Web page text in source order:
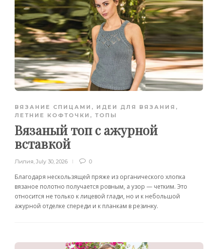
ВЯЗАНИЕ СПИЦАМИ , ИДЕИ ДЛЯ ВЯЗАНИЯ ,
ЛЕТНИЕ КОФТОЧКИ, ТОПЫ
Вязаный топ с ажурной
вставкой
Лилия, July 30, 2026 0
Благодаря нескользящей пряже из органического хлопка
вязаное полотно получается ровным, а узор — четким. Это
относится не только к лицевой глади, но и к небольшой
ажурной отделке спереди и к планкам в резинку.